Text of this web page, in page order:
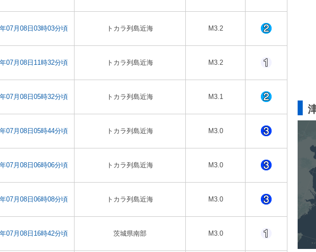
07月08日03時03分頃 トカラ列島近海 M3.2
07月08日11時32分頃 トカラ列島近海 M3.2
07月08日05時32分頃 トカラ列島近海 M3.1
07月08日05時44分頃 トカラ列島近海 M3.0
07月08日06時06分頃 トカラ列島近海 M3.0
07月08日06時08分頃 トカラ列島近海 M3.0
07月08日16時42分頃 茨城県南部 M3.0